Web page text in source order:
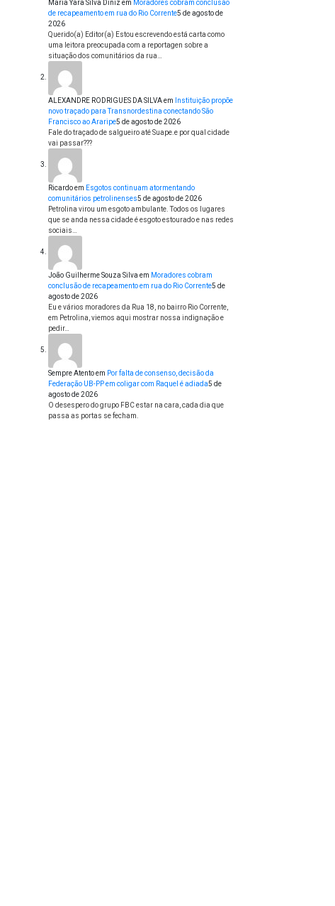
Maria Yara Silva Diniz em Moradores cobram conclusão
de recapeamento em rua do Rio Corrente5 de agosto de
2026
Querido(a) Editor(a) Estou escrevendo está carta como
uma leitora preocupada com a reportagen sobre a
situação dos comunitários da rua…
ALEXANDRE RODRIGUES DA SILVAem
Instituição propõe
novo traçado para Transnordestina conectando São
Francisco ao Araripe5 de agosto de 2026
Fale do traçado de salgueiro até Suape.e por qual cidade
vai passar???
Ricardoem Esgotos continuam atormentando
comunitários petrolinenses5 de agosto de 2026
Petrolina virou um esgoto ambulante. Todos os lugares
que se anda nessa cidade é esgoto estourado e nas redes
sociais…
João Guilherme Souza Silva em Moradores cobram
conclusão de recapeamento em rua do Rio Corrente5 de
agosto de 2026
Eu e vários moradores da Rua 18, no bairro Rio Corrente,
em Petrolina, viemos aqui mostrar nossa indignação e
pedir…
Sempre Atentoem Por falta de consenso, decisão da
Federação UB-PP em coligar com Raquel é adiada5 de
agosto de 2026
O desespero do grupo FBC estar na cara, cada dia que
passa as portas se fecham.